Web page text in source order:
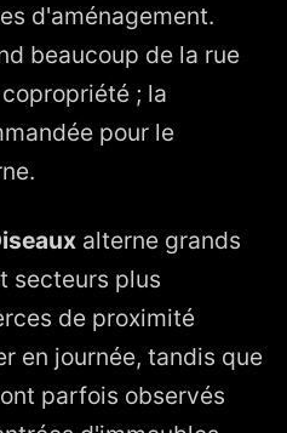
d'aménagement.
beaucoup de la rue
; la
pour le
alterne grands
secteurs plus
de proximité
en journée, tandis que
parfois observés